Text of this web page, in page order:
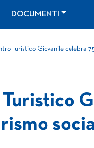
DOCUMENTI
Turistico Giovanile celebra
Turistico